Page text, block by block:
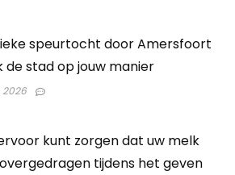
speurtocht door Amersfoort
de stad op jouw manier
2026
kunt zorgen dat uw melk
tijdens het geven